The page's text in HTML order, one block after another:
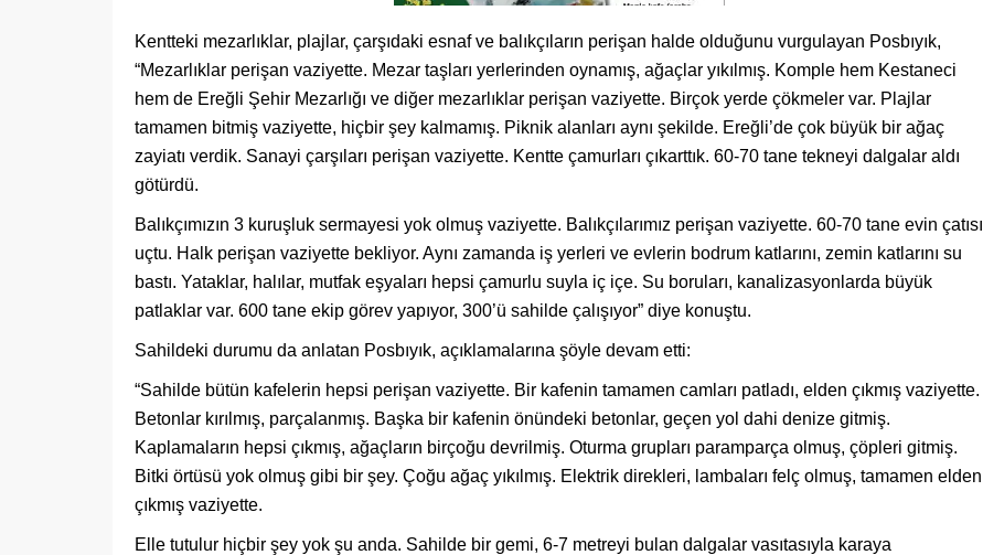
Kentteki mezarlıklar, plajlar, çarşıdaki esnaf ve balıkçıların perişan halde olduğunu vurgulayan Posbıyık,
“Mezarlıklar perişan vaziyette. Mezar taşları yerlerinden oynamış, ağaçlar yıkılmış. Komple hem Kestaneci
hem de Ereğli Şehir Mezarlığı ve diğer mezarlıklar perişan vaziyette. Birçok yerde çökmeler var. Plajlar
tamamen bitmiş vaziyette, hiçbir şey kalmamış. Piknik alanları aynı şekilde. Ereğli’de çok büyük bir ağaç
zayiatı verdik. Sanayi çarşıları perişan vaziyette. Kentte çamurları çıkarttık. 60-70 tane tekneyi dalgalar aldı
götürdü.
Balıkçımızın 3 kuruşluk sermayesi yok olmuş vaziyette. Balıkçılarımız perişan vaziyette. 60-70 tane evin çatısı
uçtu. Halk perişan vaziyette bekliyor. Aynı zamanda iş yerleri ve evlerin bodrum katlarını, zemin katlarını su
bastı. Yataklar, halılar, mutfak eşyaları hepsi çamurlu suyla iç içe. Su boruları, kanalizasyonlarda büyük
patlaklar var. 600 tane ekip görev yapıyor, 300’ü sahilde çalışıyor” diye konuştu.
Sahildeki durumu da anlatan Posbıyık, açıklamalarına şöyle devam etti:
“Sahilde bütün kafelerin hepsi perişan vaziyette. Bir kafenin tamamen camları patladı, elden çıkmış vaziyette.
Betonlar kırılmış, parçalanmış. Başka bir kafenin önündeki betonlar, geçen yol dahi denize gitmiş.
Kaplamaların hepsi çıkmış, ağaçların birçoğu devrilmiş. Oturma grupları paramparça olmuş, çöpleri gitmiş.
Bitki örtüsü yok olmuş gibi bir şey. Çoğu ağaç yıkılmış. Elektrik direkleri, lambaları felç olmuş, tamamen elden
çıkmış vaziyette.
Elle tutulur hiçbir şey yok şu anda. Sahilde bir gemi, 6-7 metreyi bulan dalgalar vasıtasıyla karaya